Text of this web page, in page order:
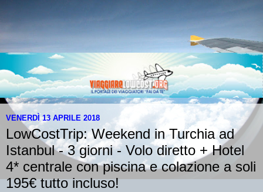
VENERDÌ 13 APRILE 2018
LowCostTrip: Weekend in Turchia ad
Istanbul - 3 giorni - Volo diretto + Hotel
4* centrale con piscina e colazione a soli
195€ tutto incluso!